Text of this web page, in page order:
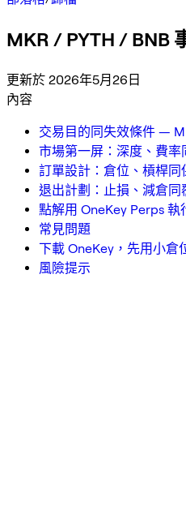
MKR / PYTH / BNB
更新於 2026年5月26日
內容
交易目的同失效條件 —
市場第一屏：深度、費率
訂單設計：倉位、槓桿
退出計劃：止損、減倉同
點解用 OneKey Perps 執
常見問題
下載 OneKey，先用小倉
風險提示